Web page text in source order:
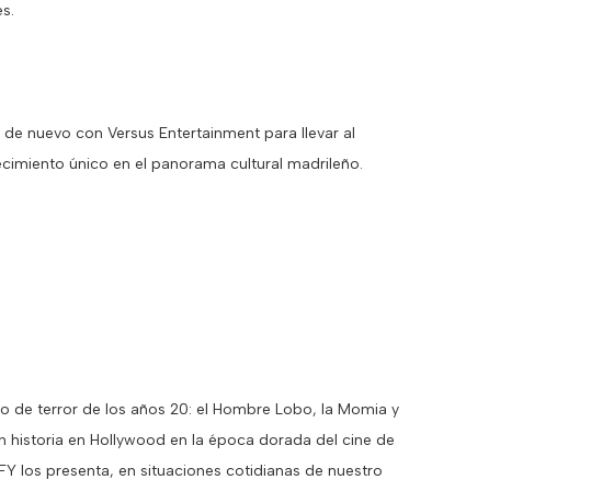
nuevo con Versus Entertainment para llevar al
único en el panorama cultural madrileño.
de terror de los años 20: el Hombre Lobo, la Momia y
historia en Hollywood en la época dorada del cine de
los presenta, en situaciones cotidianas de nuestro